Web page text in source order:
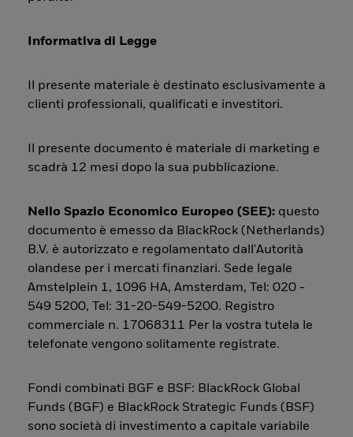
Informativa di Legge
Il presente materiale è destinato esclusivamente a
clienti professionali, qualificati e investitori.
Il presente documento è materiale di marketing e
scadrà 12 mesi dopo la sua pubblicazione.
Nello Spazio Economico Europeo (SEE): questo
documento è emesso da BlackRock (Netherlands)
B.V. è autorizzato e regolamentato dall'Autorità
olandese per i mercati finanziari. Sede legale
Amstelplein 1, 1096 HA, Amsterdam, Tel: 020 -
549 5200, Tel: 31-20-549-5200. Registro
commerciale n. 17068311 Per la vostra tutela le
telefonate vengono solitamente registrate.
Fondi combinati BGF e BSF: BlackRock Global
Funds (BGF) e BlackRock Strategic Funds (BSF)
sono società di investimento a capitale variabile